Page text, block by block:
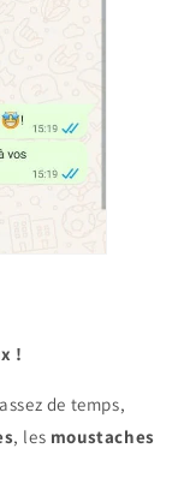
!
de temps,
, les moustaches